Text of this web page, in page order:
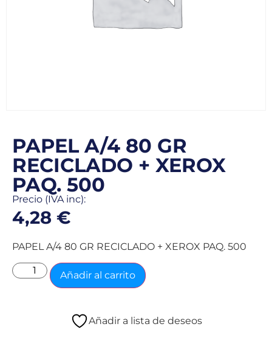
PAPEL A/4 80 GR
RECICLADO + XEROX
PAQ. 500
Precio (IVA inc):
4,28 €
PAPEL A/4 80 GR RECICLADO + XEROX PAQ. 500
Añadir al carrito
Añadir a lista de deseos